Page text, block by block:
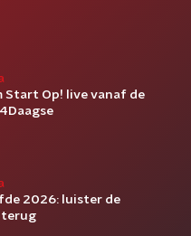
Start Op! live vanaf de
2026: luister de
terug